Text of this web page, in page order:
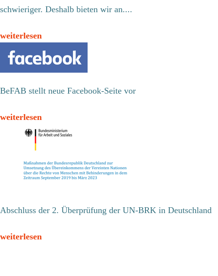
schwieriger. Deshalb bieten wir an....
weiterlesen
BeFAB stellt neue Facebook-Seite vor
weiterlesen
Abschluss der 2. Überprüfung der UN-BRK in Deutschland
weiterlesen